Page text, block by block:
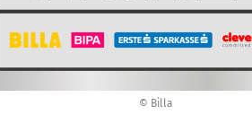
© Billa